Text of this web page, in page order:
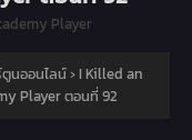
Player
ตูนออนไลน์› I Killed an
Player ตอนที่ 92